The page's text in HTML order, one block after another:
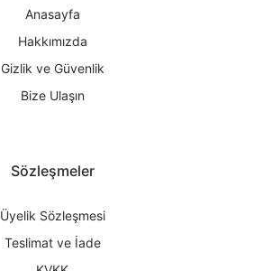
Anasayfa
Hakkımızda
Gizlik ve Güvenlik
Bize Ulaşın
Sözleşmeler
Üyelik Sözleşmesi
Teslimat ve İade